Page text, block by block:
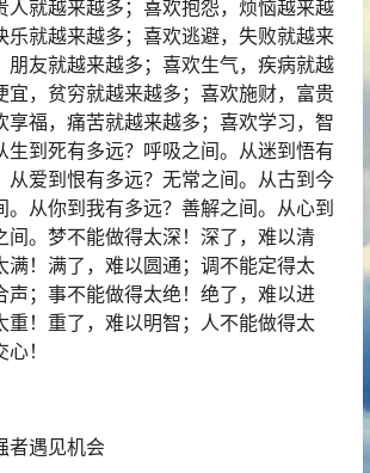
人就越来越多；喜欢抱怨，烦恼越来越
乐就越来越多；喜欢逃避，失败就越来
朋友就越来越多；喜欢生气，疾病就越
宜，贫穷就越来越多；喜欢施财，富贵
享福，痛苦就越来越多；喜欢学习，智
生到死有多远？呼吸之间。从迷到悟有
从爱到恨有多远？无常之间。从古到今
。从你到我有多远？善解之间。从心到
间。梦不能做得太深！深了，难以清
满！满了，难以圆通；调不能定得太
声；事不能做得太绝！绝了，难以进
重！重了，难以明智；人不能做得太
！
者遇见机会